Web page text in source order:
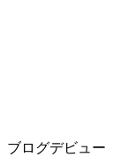
ブログデビュー